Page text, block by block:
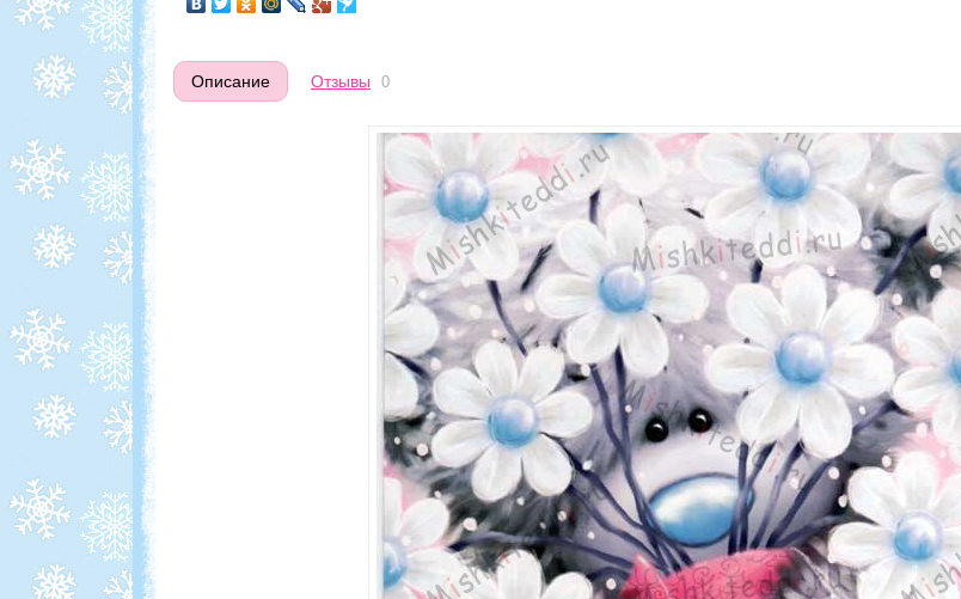
Описание Отзывы 0